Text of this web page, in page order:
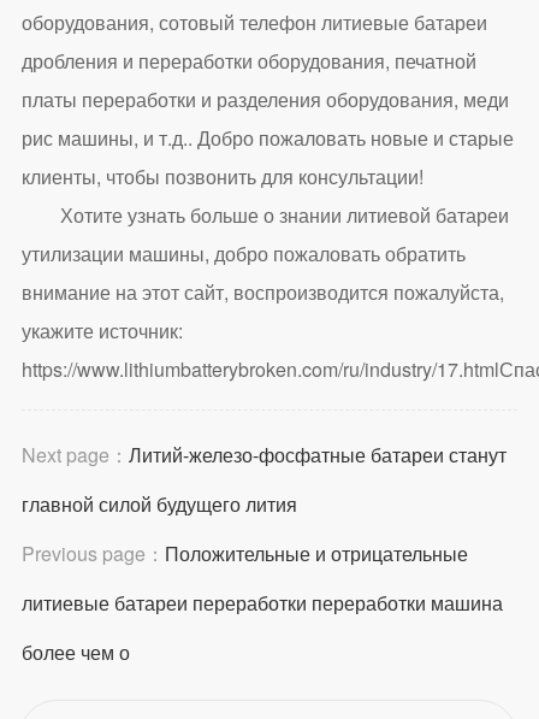
оборудования, сотовый телефон литиевые батареи
дробления и переработки оборудования, печатной
платы переработки и разделения оборудования, меди
рис машины, и т.д.. Добро пожаловать новые и старые
клиенты, чтобы позвонить для консультации!
Хотите узнать больше о знании литиевой батареи
утилизации машины, добро пожаловать обратить
внимание на этот сайт, воспроизводится пожалуйста,
укажите источник:
https://www.lithiumbatterybroken.com/ru/industry/17.html
Next page： Литий-железо-фосфатные батареи станут
главной силой будущего лития
Previous page： Положительные и отрицательные
литиевые батареи переработки переработки машина
более чем о